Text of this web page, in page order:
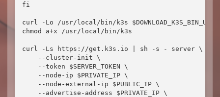
fi
curl -Lo /usr/local/bin/k3s $DOWNLOAD_K3S_BIN_URL
chmod a+x /usr/local/bin/k3s
curl -Ls https://get.k3s.io | sh -s - server \
    --cluster-init \
    --token $SERVER_TOKEN \
    --node-ip $PRIVATE_IP \
    --node-external-ip $PUBLIC_IP \
    --advertise-address $PRIVATE_IP \